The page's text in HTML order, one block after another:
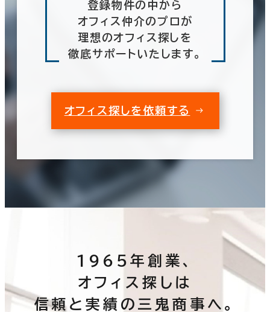
登録物件の中から
オフィス仲介のプロが
理想のオフィス探しを
徹底サポートいたします。
オフィス探しを依頼する
1965年創業、
オフィス探しは
信頼と実績の三鬼商事へ。